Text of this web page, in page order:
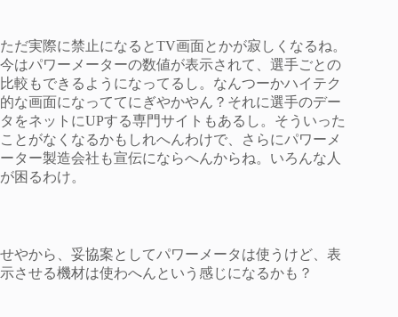
ただ実際に禁止になるとTV画面とかが寂しくなるね。
今はパワーメーターの数値が表示されて、選手ごとの
比較もできるようになってるし。なんつーかハイテク
的な画面になっててにぎやかやん？それに選手のデー
タをネットにUPする専門サイトもあるし。そういった
ことがなくなるかもしれへんわけで、さらにパワーメ
ーター製造会社も宣伝にならへんからね。いろんな人
が困るわけ。
せやから、妥協案としてパワーメータは使うけど、表
示させる機材は使わへんという感じになるかも？